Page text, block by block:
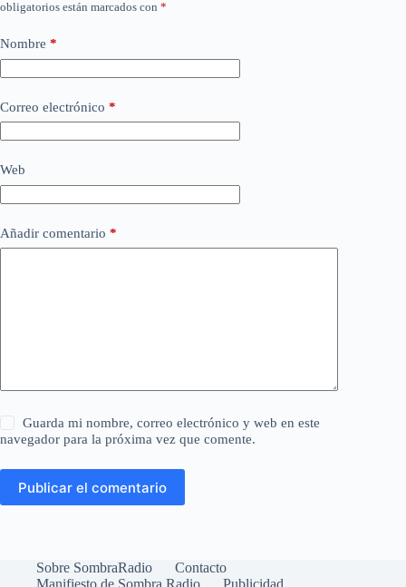
obligatorios están marcados con *
Nombre *
Correo electrónico *
Web
Añadir comentario *
Guarda mi nombre, correo electrónico y web en este
navegador para la próxima vez que comente.
Publicar el comentario
Sobre SombraRadio
Contacto